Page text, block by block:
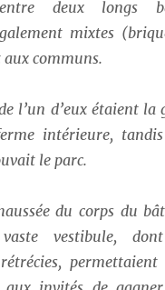
deux longs
mixtes
communs.
l’un d’eux étaient la
intérieure,
le parc.
du corps du
vestibule,
permettaient